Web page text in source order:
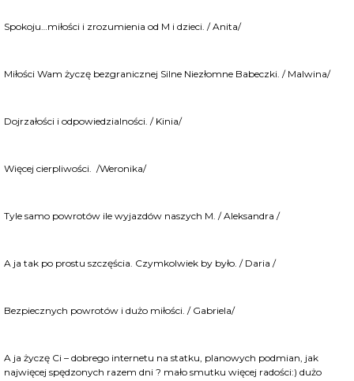
Spokoju…miłości i zrozumienia od M i dzieci. / Anita/
Miłości Wam życzę bezgranicznej Silne Niezłomne Babeczki. / Malwina/
Dojrzałości i odpowiedzialności. / Kinia/
Więcej cierpliwości. /Weronika/
Tyle samo powrotów ile wyjazdów naszych M. / Aleksandra /
A ja tak po prostu szczęścia. Czymkolwiek by było. / Daria /
Bezpiecznych powrotów i dużo miłości. / Gabriela/
A ja życzę Ci – dobrego internetu na statku, planowych podmian, jak
najwięcej spędzonych razem dni ? mało smutku więcej radości:) dużo